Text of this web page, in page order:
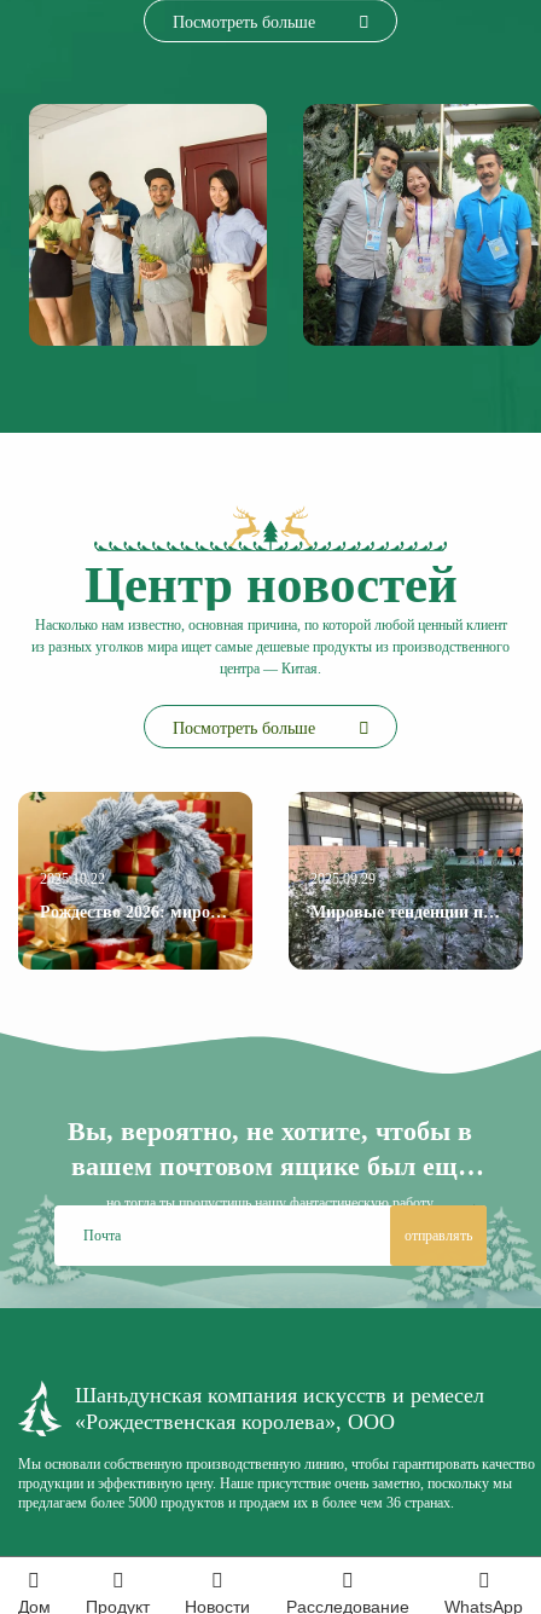
Посмотреть больше
Центр новостей
Насколько нам известно, основная причина, по которой любой ценный клиент
из разных уголков мира ищет самые дешевые продукты из производственного
центра — Китая.
Посмотреть больше
2025.10.22
Рождество 2026: мировые тенденции в праздничном декоре и как компания Shandong Christmas Queen Arts & Crafts Co., Ltd. формирует рынок
2025.09.29
Мировые тенденции праздничного декора и инновации
Вы, вероятно, не хотите, чтобы в
вашем почтовом ящике был еще
один информационный бюллетень.
но тогда ты пропустишь нашу фантастическую работу
отправлять
Шаньдунская компания искусств и ремесел
«Рождественская королева», ООО
Мы основали собственную производственную линию, чтобы гарантировать качество
продукции и эффективную цену. Наше присутствие очень заметно, поскольку мы
предлагаем более 5000 продуктов и продаем их в более чем 36 странах.
Дом Продукт Новости Расследование WhatsApp